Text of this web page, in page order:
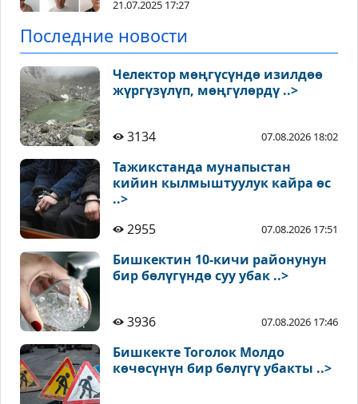
21.07.2025 17:27
Последние новости
Челектор мөңгүсүндө изилдөө
жүргүзүлүп, мөңгүлөрдү ..>
3134 07.08.2026 18:02
Тажикстанда мунапыстан
кийин кылмыштуулук кайра өс
..>
2955
07.08.2026 17:51
Бишкектин 10-кичи районунун
бир бөлүгүндө суу убак ..>
3936 07.08.2026 17:46
Бишкекте Тоголок Молдо
көчөсүнүн бир бөлүгү убакты ..>